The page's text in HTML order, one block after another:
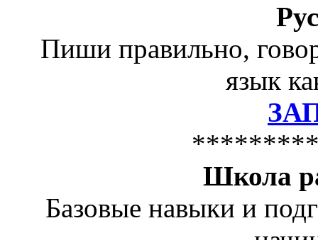
Пиши правильно,
язык
Школа
Базовые навыки и